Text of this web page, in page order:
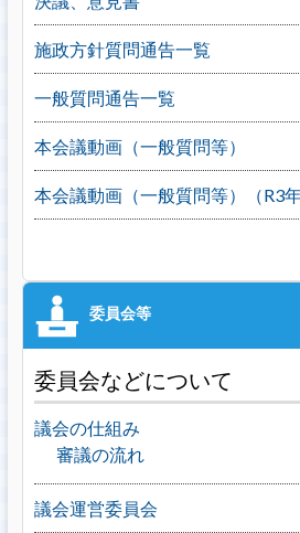
施政方針質問通告一覧
一般質問通告一覧
本会議動画（一般質問等）
本会議動画（一般質問等）（R3年
委員会などについて
議会の仕組み
審議の流れ
議会運営委員会